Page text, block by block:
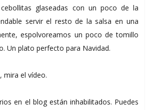
glaseadas con un poco de la
servir el resto de la salsa en una
espolvoreamos un poco de tomillo
Un plato perfecto para Navidad.
mira el vídeo.
en el blog están inhabilitados. Puedes